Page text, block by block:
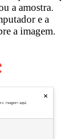
a amostra.
e a
a imagem.